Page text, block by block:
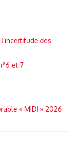
des
et 7
« MIDI » 2026